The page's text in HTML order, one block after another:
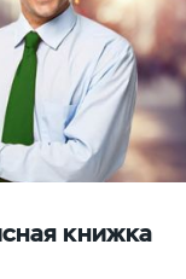
книжка